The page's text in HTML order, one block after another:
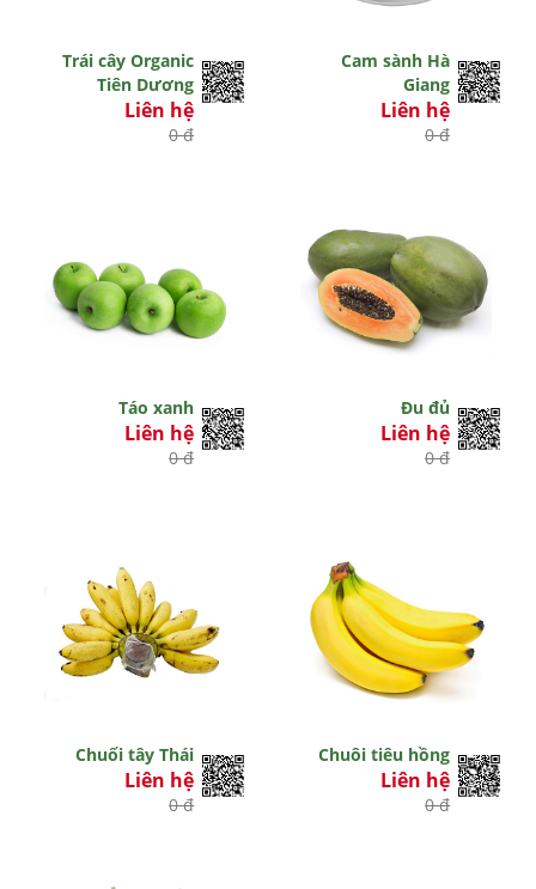
Trái cây Organic
Tiên Dương
Liên hệ
0 đ
Cam sành Hà
Giang
Liên hệ
0 đ
Táo xanh
Liên hệ
0 đ
Đu đủ
Liên hệ
0 đ
Chuối tây Thái
Liên hệ
0 đ
Chuôi tiêu hồng
Liên hệ
0 đ